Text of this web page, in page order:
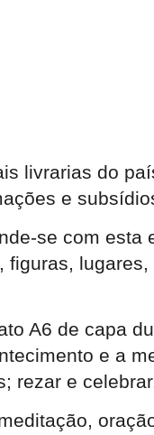
livrarias do
e
se com
A6 de capa
e a
rezar e